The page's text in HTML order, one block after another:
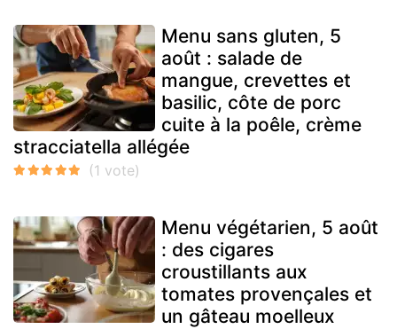
Menu sans gluten, 5
août : salade de
mangue, crevettes et
basilic, côte de porc
cuite à la poêle, crème
stracciatella allégée
Menu végétarien, 5 août
: des cigares
croustillants aux
tomates provençales et
un gâteau moelleux